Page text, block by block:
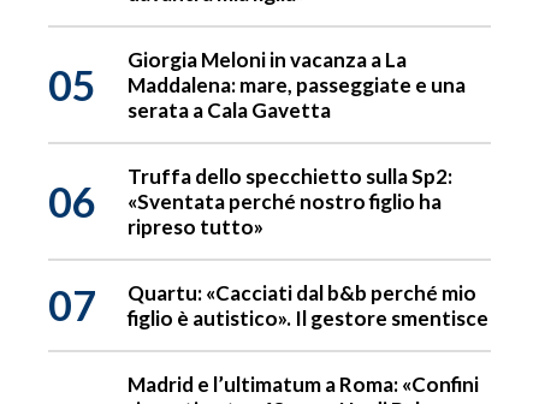
05
Giorgia Meloni in vacanza a La
Maddalena: mare, passeggiate e una
serata a Cala Gavetta
06
Truffa dello specchietto sulla Sp2:
«Sventata perché nostro figlio ha
ripreso tutto»
07
Quartu: «Cacciati dal b&b perché mio
figlio è autistico». Il gestore smentisce
Madrid e l’ultimatum a Roma: «Confini